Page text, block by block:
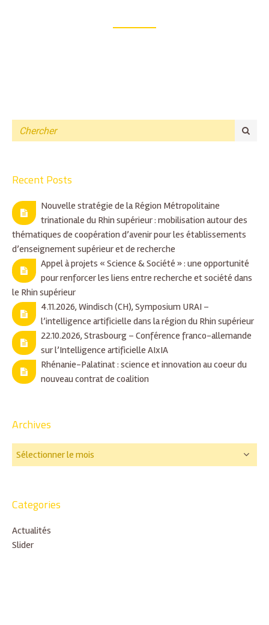
Recent Posts
Nouvelle stratégie de la Région Métropolitaine
trinationale du Rhin supérieur : mobilisation autour des
thématiques de coopération d’avenir pour les établissements
d’enseignement supérieur et de recherche
Appel à projets « Science & Société » : une opportunité
pour renforcer les liens entre recherche et société dans
le Rhin supérieur
4.11.2026, Windisch (CH), Symposium URAI –
l’intelligence artificielle dans la région du Rhin supérieur
22.10.2026, Strasbourg – Conférence franco-allemande
sur l’Intelligence artificielle AIxIA
Rhénanie-Palatinat : science et innovation au coeur du
nouveau contrat de coalition
Archives
Categories
Actualités
Slider